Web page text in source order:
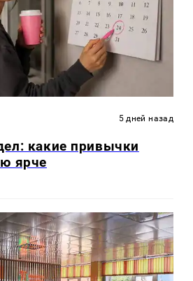
5 дней назад
какие привычки
ярче